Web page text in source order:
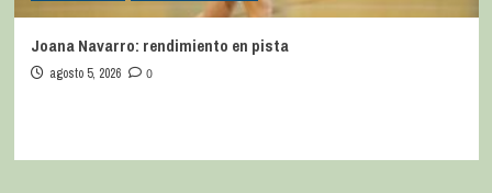
Joana Navarro: rendimiento en pista
agosto 5, 2026 0